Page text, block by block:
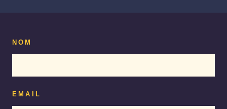
NOM
EMAIL